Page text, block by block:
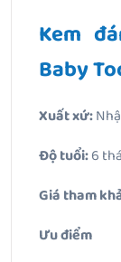
Kem
Baby
Xuất xứ:
Độ tuổi:6
Giá tham
Ưu điểm